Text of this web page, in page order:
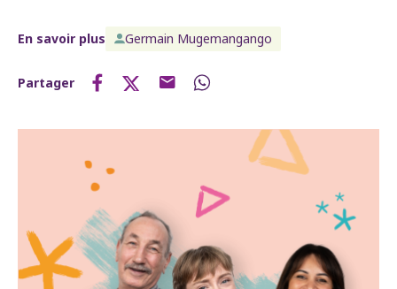
En savoir plus Germain Mugemangango
Partager